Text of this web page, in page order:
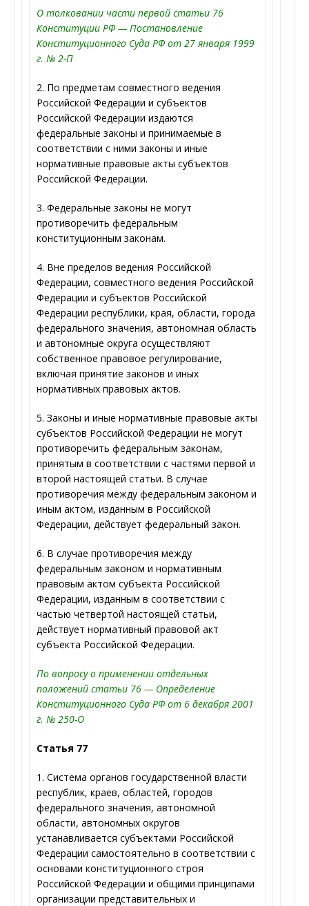
О толковании части первой статьи 76
Конституции РФ — Постановление
Конституционного Суда РФ от 27 января 1999
г. № 2-П
2. По предметам совместного ведения
Российской Федерации и субъектов
Российской Федерации издаются
федеральные законы и принимаемые в
соответствии с ними законы и иные
нормативные правовые акты субъектов
Российской Федерации.
3. Федеральные законы не могут
противоречить федеральным
конституционным законам.
4. Вне пределов ведения Российской
Федерации, совместного ведения Российской
Федерации и субъектов Российской
Федерации республики, края, области, города
федерального значения, автономная область
и автономные округа осуществляют
собственное правовое регулирование,
включая принятие законов и иных
нормативных правовых актов.
5. Законы и иные нормативные правовые акты
субъектов Российской Федерации не могут
противоречить федеральным законам,
принятым в соответствии с частями первой и
второй настоящей статьи. В случае
противоречия между федеральным законом и
иным актом, изданным в Российской
Федерации, действует федеральный закон.
6. В случае противоречия между
федеральным законом и нормативным
правовым актом субъекта Российской
Федерации, изданным в соответствии с
частью четвертой настоящей статьи,
действует нормативный правовой акт
субъекта Российской Федерации.
По вопросу о применении отдельных
положений статьи 76 — Определение
Конституционного Суда РФ от 6 декабря 2001
г. № 250-О
Статья 77
1. Система органов государственной власти
республик, краев, областей, городов
федерального значения, автономной
области, автономных округов
устанавливается субъектами Российской
Федерации самостоятельно в соответствии с
основами конституционного строя
Российской Федерации и общими принципами
организации представительных и